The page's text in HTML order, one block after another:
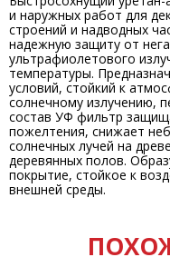
и наружных работ для
строений и надводных
надежную защиту от
ультрафиолетового
температуры.
условий, стойкий к
солнечному излучению,
состав УФ фильтр
пожелтения, снижает
солнечных лучей на
деревянных полов.
покрытие, стойкое к
внешней среды.